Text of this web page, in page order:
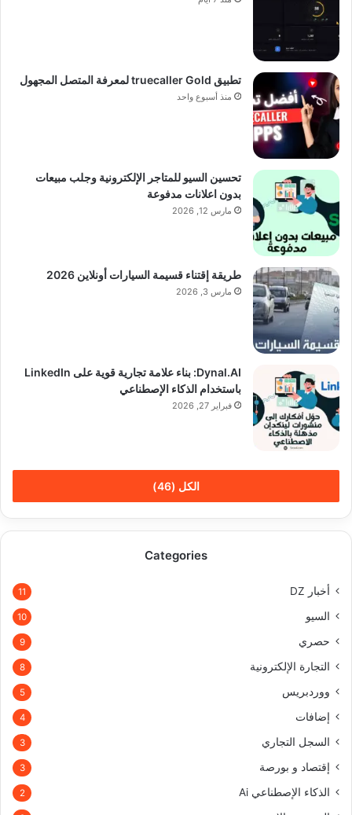
تطبيق truecaller Gold لمعرفة المتصل المجهول
منذ أسبوع واحد
تحسين السيو للمتاجر الإلكترونية وجلب مبيعات
بدون اعلانات مدفوعة
مارس 12, 2026
طريقة إقتناء قسيمة السيارات أونلاين 2026
مارس 3, 2026
Dynal.AI: بناء علامة تجارية قوية على LinkedIn
باستخدام الذكاء الإصطناعي
فبراير 27, 2026
الكل (46)
Categories
أخبار DZ 11
السيو 10
حصري 9
التجارة الإلكترونية 8
ووردبريس 5
إضافات 4
السجل التجاري 3
إقتصاد و بورصة 3
الذكاء الإصطناعي Ai 2